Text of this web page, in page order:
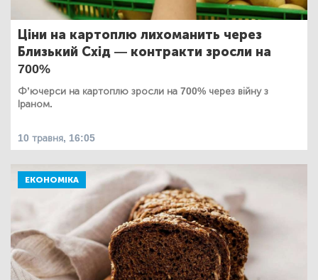
Ціни на картоплю лихоманить через
Близький Схід — контракти зросли на
700%
Ф’ючерси на картоплю зросли на 700% через війну з
Іраном.
10 травня, 16:05
ЕКОНОМІКА